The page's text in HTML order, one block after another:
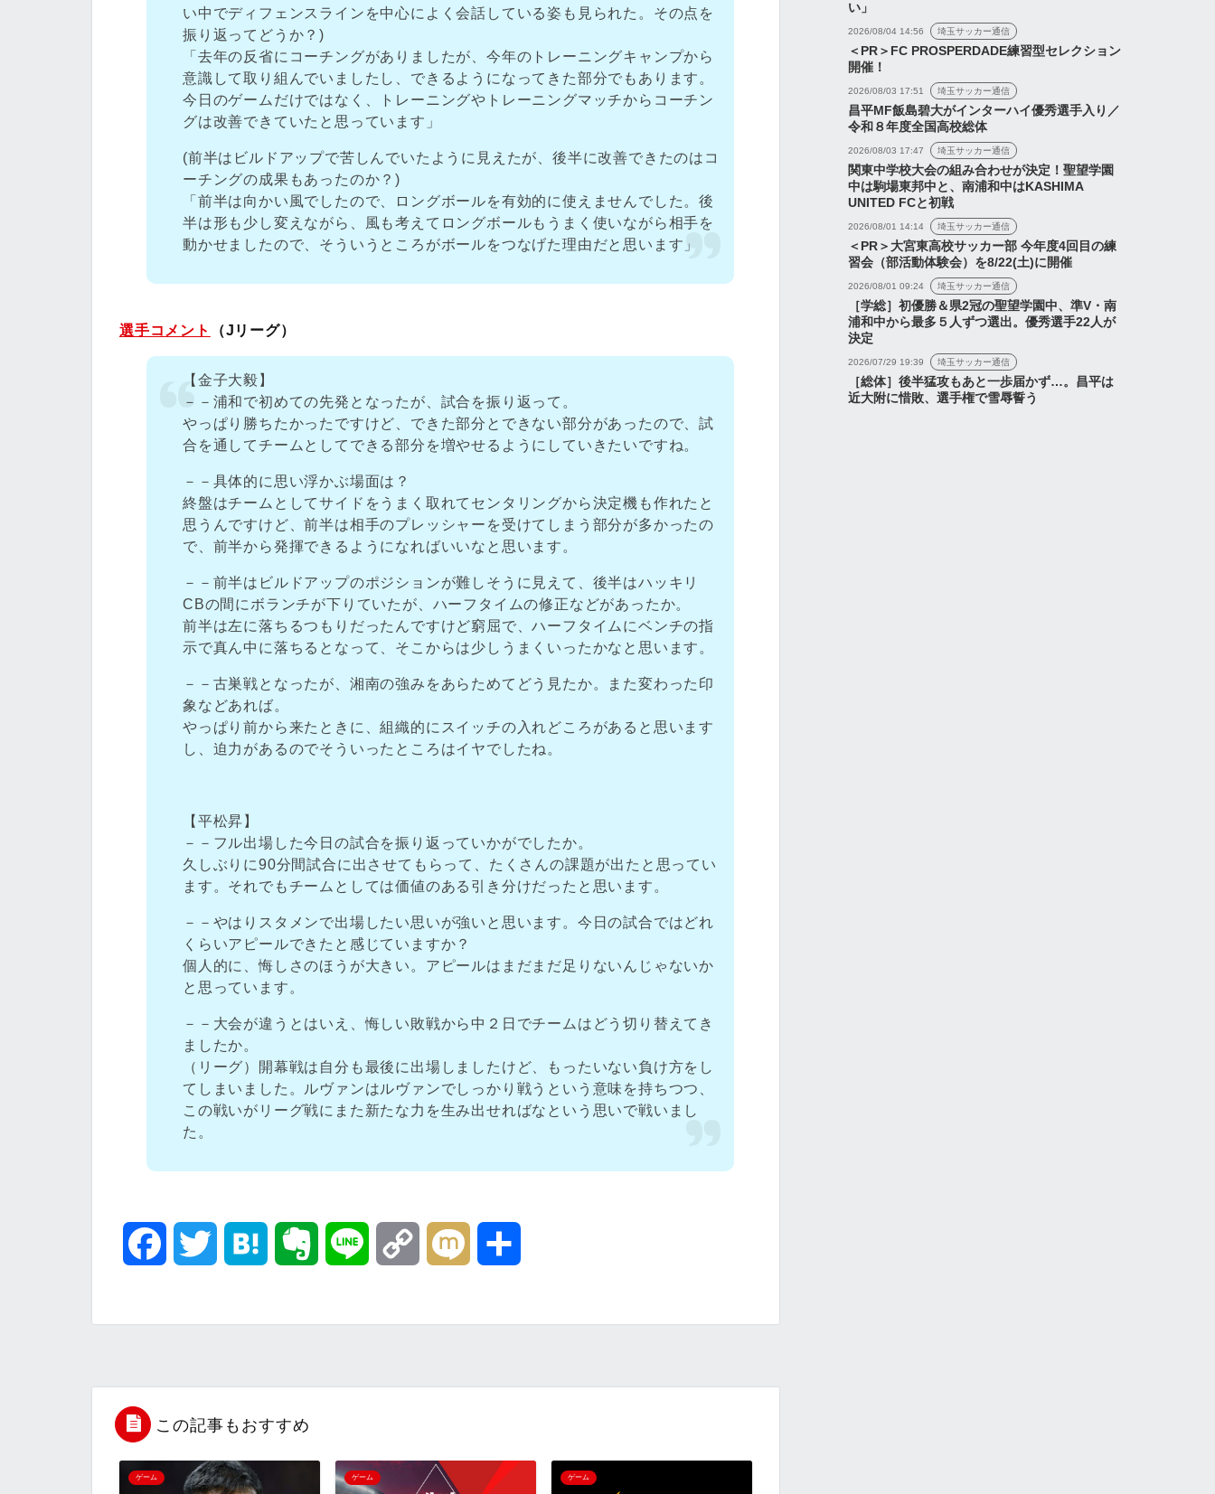
い中でディフェンスラインを中心によく会話している姿も見られた。その点を
振り返ってどうか？)
「去年の反省にコーチングがありましたが、今年のトレーニングキャンプから
意識して取り組んでいましたし、できるようになってきた部分でもあります。
今日のゲームだけではなく、トレーニングやトレーニングマッチからコーチン
グは改善できていたと思っています」
(前半はビルドアップで苦しんでいたように見えたが、後半に改善できたのはコ
ーチングの成果もあったのか？)
「前半は向かい風でしたので、ロングボールを有効的に使えませんでした。後
半は形も少し変えながら、風も考えてロングボールもうまく使いながら相手を
動かせましたので、そういうところがボールをつなげた理由だと思います」
選手コメント （Jリーグ）
【金子大毅】
－－浦和で初めての先発となったが、試合を振り返って。
やっぱり勝ちたかったですけど、できた部分とできない部分があったので、試
合を通してチームとしてできる部分を増やせるようにしていきたいですね。
－－具体的に思い浮かぶ場面は？
終盤はチームとしてサイドをうまく取れてセンタリングから決定機も作れたと
思うんですけど、前半は相手のプレッシャーを受けてしまう部分が多かったの
で、前半から発揮できるようになればいいなと思います。
－－前半はビルドアップのポジションが難しそうに見えて、後半はハッキリ
CBの間にボランチが下りていたが、ハーフタイムの修正などがあったか。
前半は左に落ちるつもりだったんですけど窮屈で、ハーフタイムにベンチの指
示で真ん中に落ちるとなって、そこからは少しうまくいったかなと思います。
－－古巣戦となったが、湘南の強みをあらためてどう見たか。また変わった印
象などあれば。
やっぱり前から来たときに、組織的にスイッチの入れどころがあると思います
し、迫力があるのでそういったところはイヤでしたね。
【平松昇】
－－フル出場した今日の試合を振り返っていかがでしたか。
久しぶりに90分間試合に出させてもらって、たくさんの課題が出たと思ってい
ます。それでもチームとしては価値のある引き分けだったと思います。
－－やはりスタメンで出場したい思いが強いと思います。今日の試合ではどれ
くらいアピールできたと感じていますか？
個人的に、悔しさのほうが大きい。アピールはまだまだ足りないんじゃないか
と思っています。
－－大会が違うとはいえ、悔しい敗戦から中２日でチームはどう切り替えてき
ましたか。
（リーグ）開幕戦は自分も最後に出場しましたけど、もったいない負け方をし
てしまいました。ルヴァンはルヴァンでしっかり戦うという意味を持ちつつ、
この戦いがリーグ戦にまた新たな力を生み出せればなという思いで戦いまし
た。
b
o
t
e
n
a o i
この記事もおすすめ
ゲーム ゲーム ゲーム
い」
2026/08/04 14:56 埼玉サッカー通信
＜PR＞FC PROSPERDADE練習型セレクション
開催！
2026/08/03 17:51 埼玉サッカー通信
昌平MF飯島碧大がインターハイ優秀選手入り／
令和８年度全国高校総体
2026/08/03 17:47 埼玉サッカー通信
関東中学校大会の組み合わせが決定！聖望学園
中は駒場東邦中と、南浦和中はKASHIMA
UNITED FCと初戦
2026/08/01 14:14 埼玉サッカー通信
＜PR＞大宮東高校サッカー部 今年度4回目の練
習会（部活動体験会）を8/22(土)に開催
2026/08/01 09:24 埼玉サッカー通信
［学総］初優勝＆県2冠の聖望学園中、準V・南
浦和中から最多５人ずつ選出。優秀選手22人が
決定
2026/07/29 19:39 埼玉サッカー通信
［総体］後半猛攻もあと一歩届かず…。昌平は
近大附に惜敗、選手権で雪辱誓う